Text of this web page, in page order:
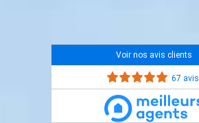
Voir nos avis clients
67 avis